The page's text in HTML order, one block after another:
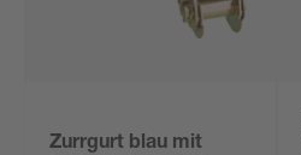
Zurrgurt blau mit